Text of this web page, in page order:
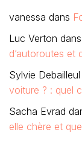
vanessa dans
Luc Verton dans
d’autoroutes et
Sylvie Debailleul
voiture ? : quel
Sacha Evrad
elle chère et